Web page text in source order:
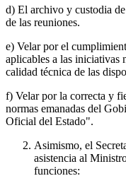
d) El archivo y custodia
de las reuniones.
e) Velar por el
aplicables a las iniciativas
calidad técnica de las
f) Velar por la correcta y
normas emanadas del
Oficial del Estado".
Asimismo, el
asistencia al
funciones: